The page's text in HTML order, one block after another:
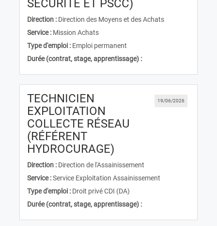
SÉCURITÉ ET PSCC)
Direction : Direction des Moyens et des Achats
Service : Mission Achats
Type d'emploi : Emploi permanent
Durée (contrat, stage, apprentissage) :
19/06/2026
TECHNICIEN
EXPLOITATION
COLLECTE RÉSEAU
(RÉFÉRENT
HYDROCURAGE)
Direction : Direction de l'Assainissement
Service :Service Exploitation Assainissement
Type d'emploi : Droit privé CDI (DA)
Durée (contrat, stage, apprentissage) :